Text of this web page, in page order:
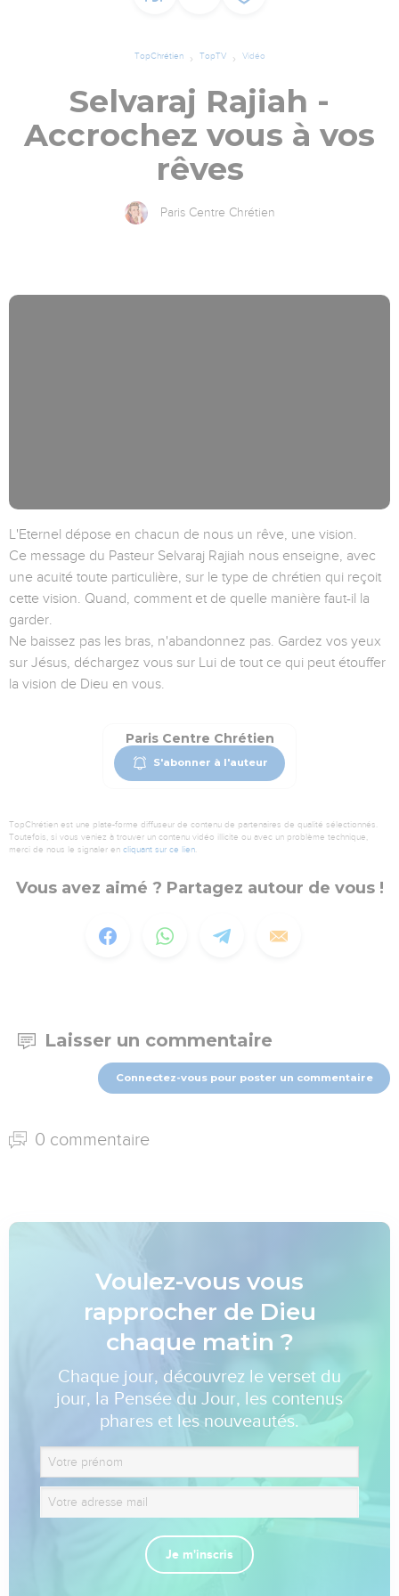
TopChrétien TopTV Vidéo
Selvaraj Rajiah -
Accrochez vous à vos
rêves
Paris Centre Chrétien
L'Eternel dépose en chacun de nous un rêve, une vision.
Ce message du Pasteur Selvaraj Rajiah nous enseigne, avec
une acuité toute particulière, sur le type de chrétien qui reçoit
cette vision. Quand, comment et de quelle manière faut-il la
garder.
Ne baissez pas les bras, n'abandonnez pas. Gardez vos yeux
sur Jésus, déchargez vous sur Lui de tout ce qui peut étouffer
la vision de Dieu en vous.
Paris Centre Chrétien
S'abonner à l'auteur
TopChrétien est une plate-forme diffuseur de contenu de partenaires de qualité sélectionnés.
Toutefois, si vous veniez à trouver un contenu vidéo illicite ou avec un problème technique,
merci de nous le signaler en cliquant sur ce lien.
Vous avez aimé ? Partagez autour de vous !
Laisser un commentaire
Connectez-vous pour poster un commentaire
0 commentaire
Voulez-vous vous
rapprocher de Dieu
chaque matin ?
Chaque jour, découvrez le verset du
jour, la Pensée du Jour, les contenus
phares et les nouveautés.
Je m'inscris